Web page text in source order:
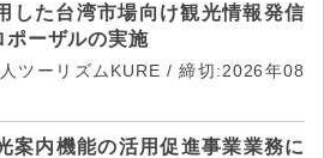
した台湾市場向け観光情報発信
ポーザルの実施
ツーリズムKURE / 締切:2026年08
案内機能の活用促進事業業務に